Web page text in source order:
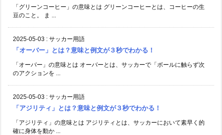
「グリーンコーヒー」の意味とは グリーンコーヒーとは、コーヒーの生
豆のこと。 ま ...
2025-05-03 : サッカー用語
「オーバー」とは？意味と例文が３秒でわかる！
「オーバー」の意味とは オーバーとは、サッカーで「ボールに触らず次
のアクションを ...
2025-05-03 : サッカー用語
「アジリティ」とは？意味と例文が３秒でわかる！
「アジリティ」の意味とは アジリティとは、サッカーにおいて素早く的
確に身体を動か ...